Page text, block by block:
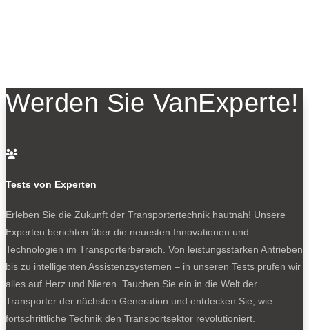
Werden Sie VanExperte!

Tests von Experten
Erleben Sie die Zukunft der Transportertechnik hautnah! Unsere
Experten berichten über die neuesten Innovationen und
Technologien im Transporterbereich. Von leistungsstarken Antrieben
bis zu intelligenten Assistenzsystemen – in unseren Tests prüfen wir
alles auf Herz und Nieren. Tauchen Sie ein in die Welt der
Transporter der nächsten Generation und entdecken Sie, wie
fortschrittliche Technik den Transportsektor revolutioniert.